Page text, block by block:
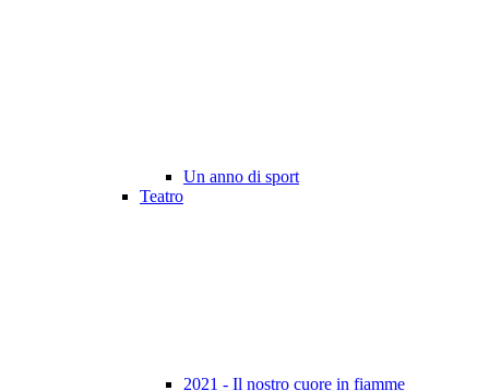
Un anno di sport
Teatro
2021 - Il nostro cuore in fiamme